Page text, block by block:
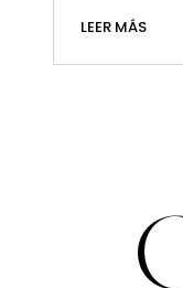
LEER MÁS